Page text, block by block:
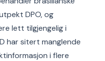
DPO, og
lett tilgjengelig i
har sitert manglende
i flere